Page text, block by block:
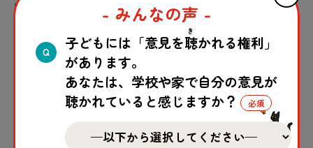
自分
れるように、事前
や
などを べたり、 周りの 大人 や 友
一緒にその 方法を
準備が、自分の身を守 ることにつながり
どもの声を
に、ぜひできることから準備を進めてくだ
- みんなの声 -
Q
子どもには「意見を聴
き
かれる権利」
があります。
あなたは、学校や家で自分の意見が
聴かれていると感じますか？